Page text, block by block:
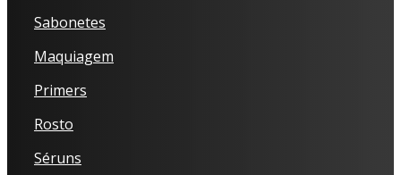
Sabonetes
Maquiagem
Primers
Rosto
Séruns